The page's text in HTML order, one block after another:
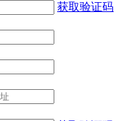
获取验证码